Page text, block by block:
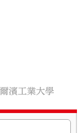
濱工業大學